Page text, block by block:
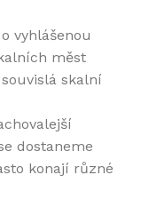
vyhlášenou
měst
skalní
dostaneme
konají různé